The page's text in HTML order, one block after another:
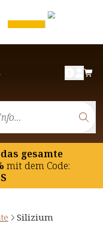
gesamte
mit dem Code:
Silizium